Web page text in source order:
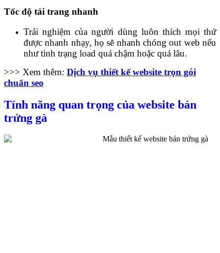
Tốc độ tải trang nhanh
Trải nghiệm của người dùng luôn thích mọi thứ
được nhanh nhạy, họ sẽ nhanh chóng out web nếu
như tình trạng load quá chậm hoặc quá lâu.
>>> Xem thêm: Dịch vụ thiết kế website trọn gói
chuẩn seo
Tính năng quan trọng của website bán
trứng gà